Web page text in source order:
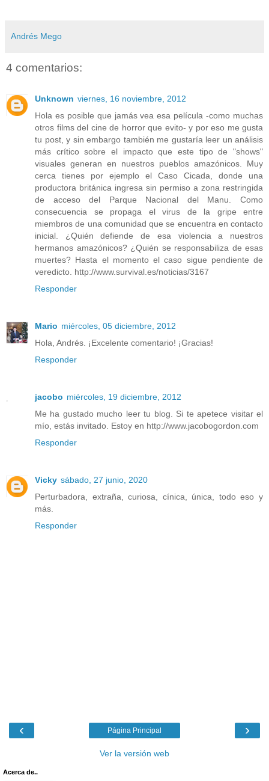
Andrés Mego
4 comentarios:
Unknown viernes, 16 noviembre, 2012
Hola es posible que jamás vea esa película -como muchas
otros films del cine de horror que evito- y por eso me gusta
tu post, y sin embargo también me gustaría leer un análisis
más crítico sobre el impacto que este tipo de "shows"
visuales generan en nuestros pueblos amazónicos. Muy
cerca tienes por ejemplo el Caso Cicada, donde una
productora británica ingresa sin permiso a zona restringida
de acceso del Parque Nacional del Manu. Como
consecuencia se propaga el virus de la gripe entre
miembros de una comunidad que se encuentra en contacto
inicial. ¿Quién defiende de esa violencia a nuestros
hermanos amazónicos? ¿Quién se responsabiliza de esas
muertes? Hasta el momento el caso sigue pendiente de
veredicto. http://www.survival.es/noticias/3167
Responder
Mario miércoles, 05 diciembre, 2012
Hola, Andrés. ¡Excelente comentario! ¡Gracias!
Responder
jacobo miércoles, 19 diciembre, 2012
Me ha gustado mucho leer tu blog. Si te apetece visitar el
mío, estás invitado. Estoy en http://www.jacobogordon.com
Responder
Vicky sábado, 27 junio, 2020
Perturbadora, extraña, curiosa, cínica, única, todo eso y
más.
Responder
‹ ›
Página Principal
Ver la versión web
Acerca de..